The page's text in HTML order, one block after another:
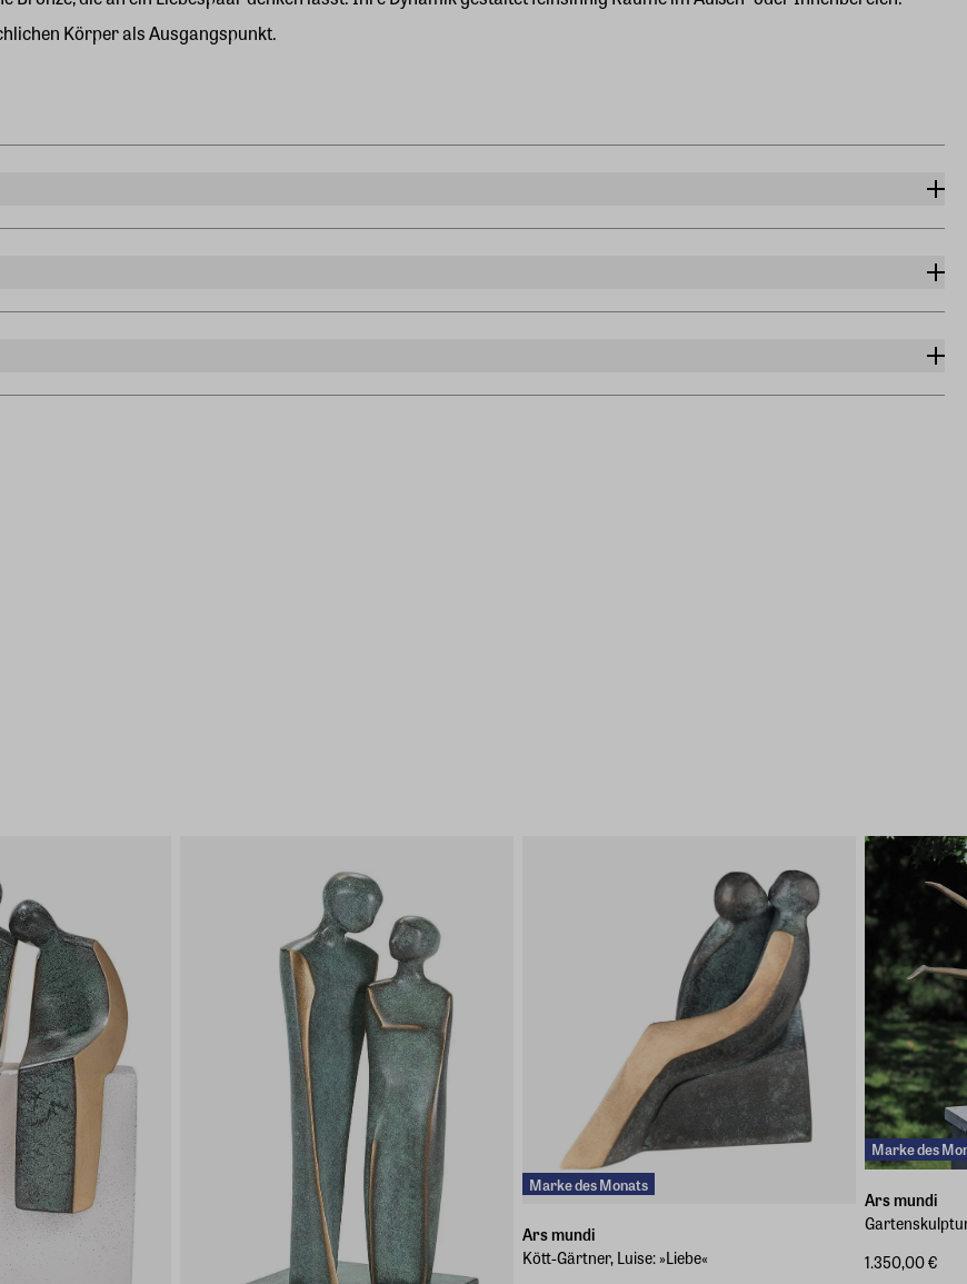
Körper als Ausgangspunkt.
Marke des Monats
Ars mundi
Kött-Gärtner, Luise: »Liebe«
Marke des
Ars mundi
1.350,00 €